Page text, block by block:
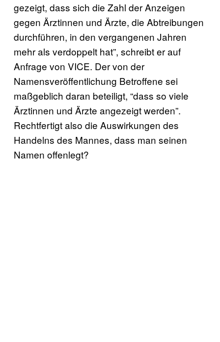
gezeigt, dass sich die Zahl der Anzeigen
gegen Ärztinnen und Ärzte, die Abtreibungen
durchführen, in den vergangenen Jahren
mehr als verdoppelt hat”, schreibt er auf
Anfrage von VICE. Der von der
Namensveröffentlichung Betroffene sei
maßgeblich daran beteiligt, “dass so viele
Ärztinnen und Ärzte angezeigt werden”.
Rechtfertigt also die Auswirkungen des
Handelns des Mannes, dass man seinen
Namen offenlegt?